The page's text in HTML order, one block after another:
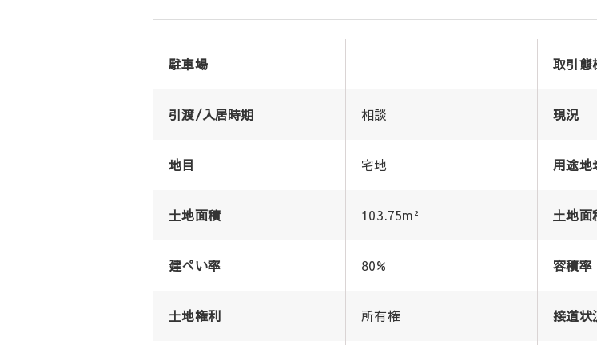
駐車場 取引態
引渡/入居時期 相談 現況
地目 宅地 用途地
土地面積 103.75m² 土地面
建ぺい率 80% 容積率
土地権利 所有権 接道状